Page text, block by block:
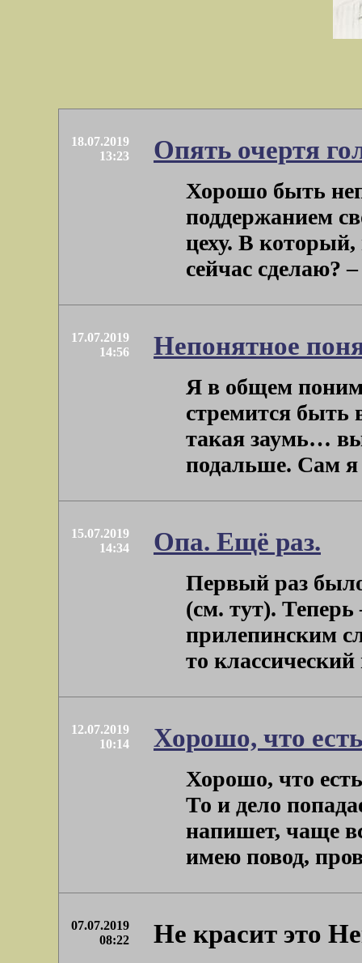
18.07.2019
13:23
Опять очертя
Хорошо быть
поддержанием
цеху. В
сейчас сделаю?
17.07.2019
14:56
Непонятное
Я в общем
стремится быть
такая заумь…
подальше. Сам я
15.07.2019
14:34
Опа. Ещё раз.
Первый раз
(см. тут).
прилепинским
то
12.07.2019
10:14
Хорошо, что
Хорошо, что
То и дело
напишет, чаще
имею повод,
07.07.2019
08:22
Не красит это